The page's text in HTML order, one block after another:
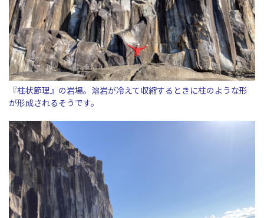
『柱状節理』の岩場。溶岩が冷えて収縮するときに柱のような形
が形成されるそうです。